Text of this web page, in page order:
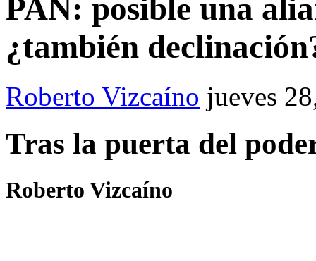
PAN: posible una
¿también
Roberto Vizcaíno jueves
Tras la puerta del
Roberto Vizcaíno